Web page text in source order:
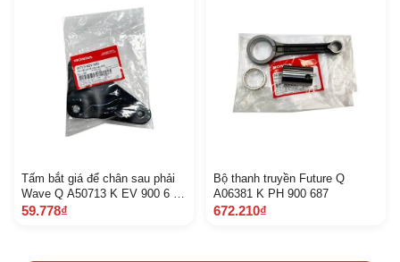
Tấm bắt giá để chân sau phải
Wave Q A50713 K EV 900 6 C
2 F
59.778₫
Bộ thanh truyền Future Q
A06381 K PH 900 687
672.210₫